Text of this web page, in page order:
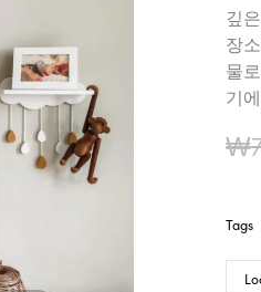
깊
장
물
기
₩
Tags